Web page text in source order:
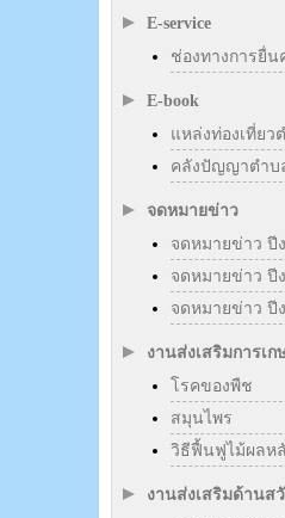
E-service
ช่องทางการยื่น
E-book
แหล่งท่องเที่ยว
คลังปัญญาตำบ
จดหมายข่าว
จดหมายข่าว ปี
จดหมายข่าว ปี
จดหมายข่าว ปี
งานส่งเสริมการเก
โรคของพืช
สมุนไพร
วิธีฟื้นฟูไม้ผลห
งานส่งเสริมด้านส